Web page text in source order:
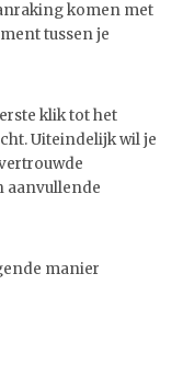
komen met
tussen je
klik tot het
Uiteindelijk wil je
aanvullende
manier